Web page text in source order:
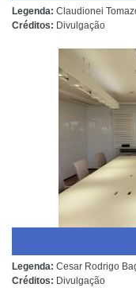
Legenda: Claudionei
Créditos: Divulgação
Legenda: Cesar Rodrigo
Créditos: Divulgação